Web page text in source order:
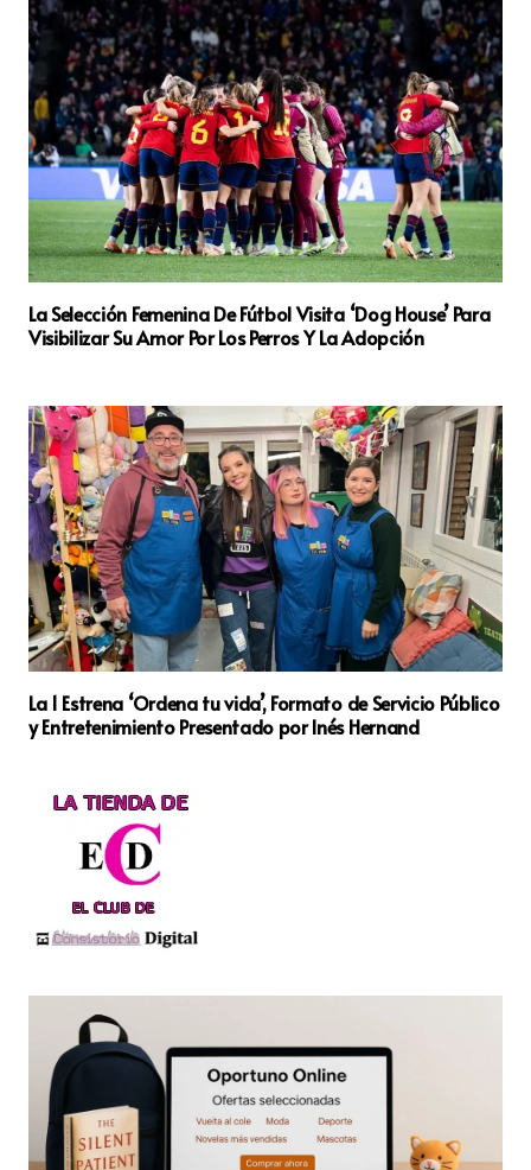
La Selección Femenina De Fútbol Visita ‘Dog House’ Para
Visibilizar Su Amor Por Los Perros Y La Adopción
La 1 Estrena ‘Ordena tu vida’, Formato de Servicio Público
y Entretenimiento Presentado por Inés Hernand